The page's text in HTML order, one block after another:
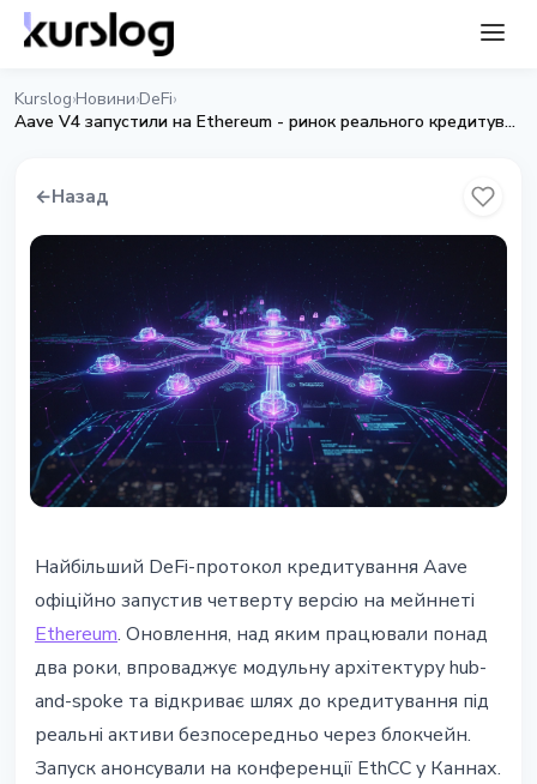
Kurslog›Новини›DeFi›
Aave V4 запустили на Ethereum - ринок реального кредитування
←Назад
Aave V4 запустили на Ethereum -
протокол цілиться на реальне
кредитування
30 березня 2026 р.3 хв читання
Наталія Дорофєєва
Найбільший DeFi-протокол кредитування Aave
офіційно запустив четверту версію на мейннеті
Ethereum. Оновлення, над яким працювали понад
два роки, впроваджує модульну архітектуру hub-
and-spoke та відкриває шлях до кредитування під
реальні активи безпосередньо через блокчейн.
Запуск анонсували на конференції EthCC у Каннах.